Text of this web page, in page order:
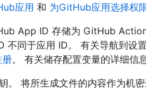
应用 和 为GitHub应用选择权
App ID 存储为 GitHub
不同于应用 ID。 有关导航到设
册。 有关储存配置变量的详细信
。 将所生成文件的内容作为机